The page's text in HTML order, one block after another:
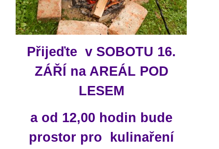
Přijeďte v SOBOTU 16.
ZÁŘÍ na AREÁL POD
LESEM
a od 12,00 hodin bude
prostor pro kulinaření